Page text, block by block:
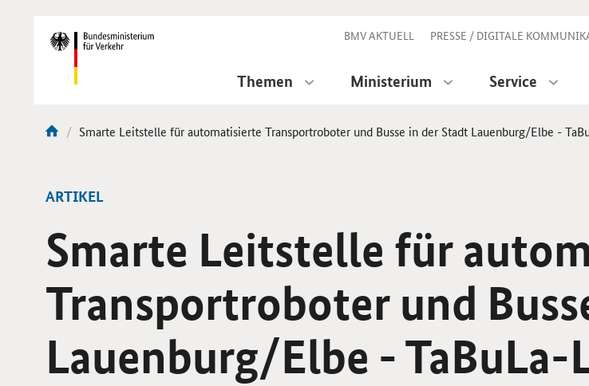
Navigation BMV AKTUELL PRESSE / DIGITALE
Themen Ministerium Service
Aktuelle
Smarte Leitstelle für automatisierte Transportroboter und Busse in der Stadt Lauenburg/Elbe -
ARTIKEL
Smarte Leitstelle für
Transportroboter und
Lauenburg/Elbe - TaBuLa-